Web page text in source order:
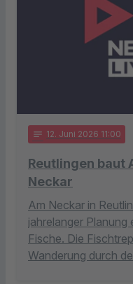
notes 12. Juni 2026 11:00
Reutlingen baut
Neckar
Am Neckar in
jahrelanger
Fische. Die
Wanderung durch